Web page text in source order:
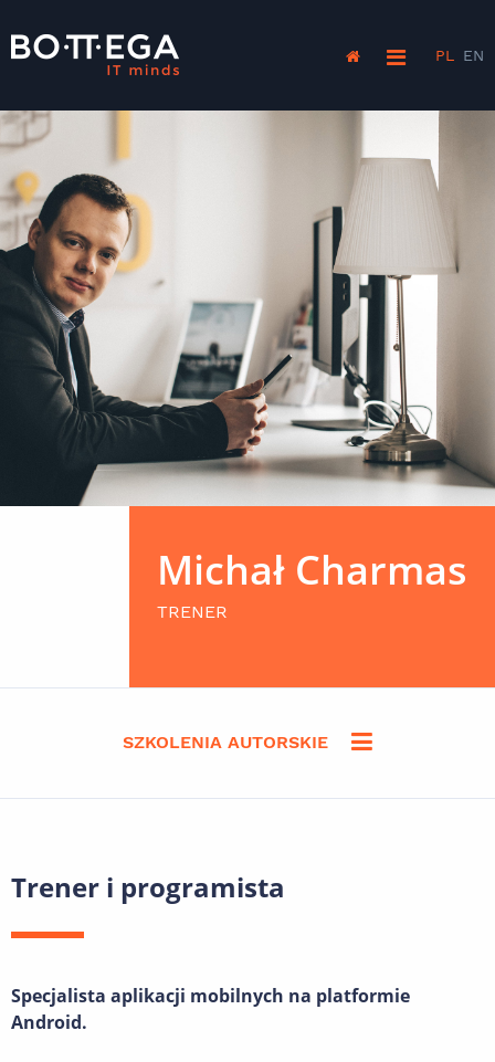
PL EN
Michał Charmas
TRENER
SZKOLENIA AUTORSKIE
Trener i programista
Specjalista aplikacji mobilnych na platformie
Android.